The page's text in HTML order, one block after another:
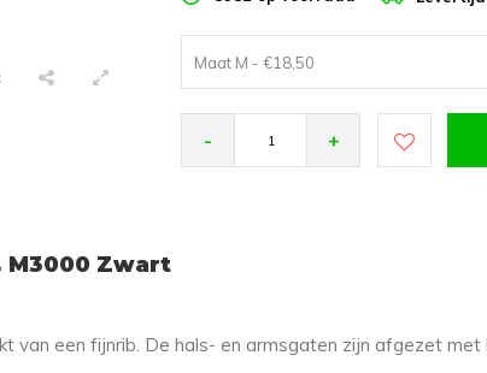
Maat M - €18,50
- +
M3000 Zwart
van een fijnrib. De hals- en armsgaten zijn afgezet met